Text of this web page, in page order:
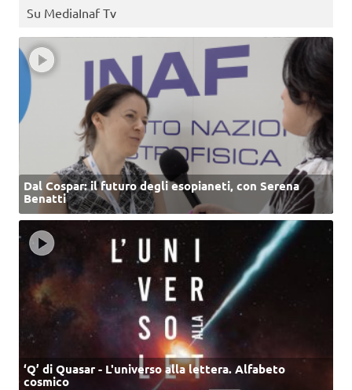
Su MediaInaf Tv
Dal Cospar: il futuro degli esopianeti, con Serena
Benatti
‘Q’ di Quasar - L'universo alla lettera. Alfabeto
cosmico